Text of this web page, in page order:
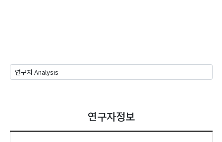
연구자정보